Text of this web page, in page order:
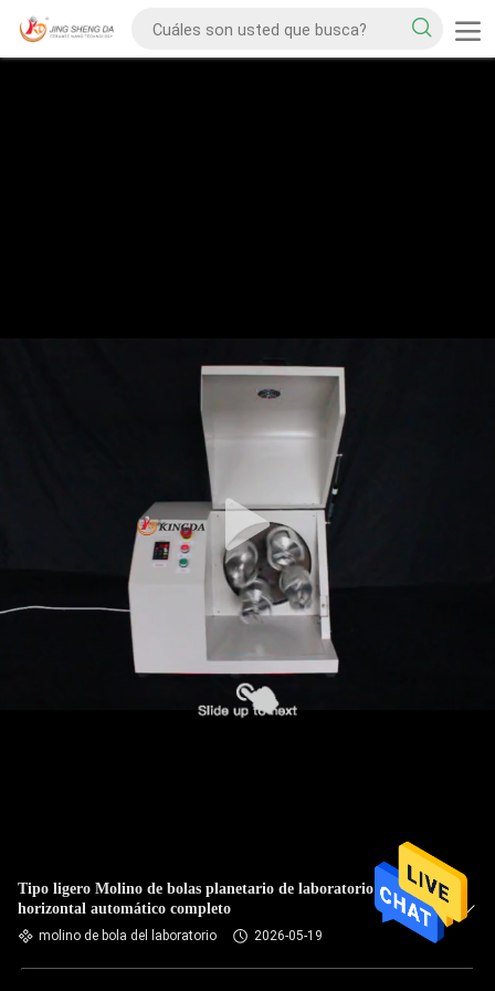
Tipo ligero Molino de bolas planetario de laboratorio
horizontal automático completo
molino de bola del laboratorio 2026-05-19